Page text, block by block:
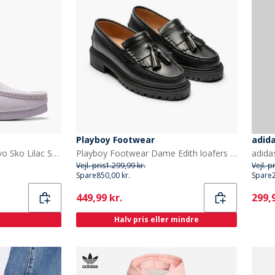
Clarks Dame Wallabee Evo Sko Lilac Suede
Playboy Footwear
Playboy Footwear Dame Edith loafers Black Leather
Vejl. pris1.299,99 kr.
Spare850,00 kr.
Current
449,99 kr.
Halv pris eller mindre
Vejl.
Spare